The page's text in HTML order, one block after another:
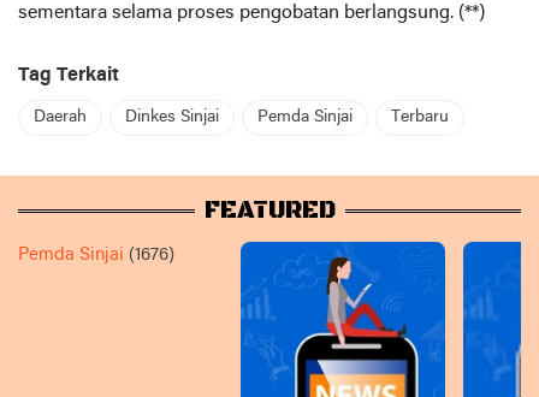
sementara selama proses pengobatan berlangsung. (**)
Tag Terkait
Daerah Dinkes Sinjai Pemda Sinjai Terbaru
FEATURED
Pemda Sinjai (1676)